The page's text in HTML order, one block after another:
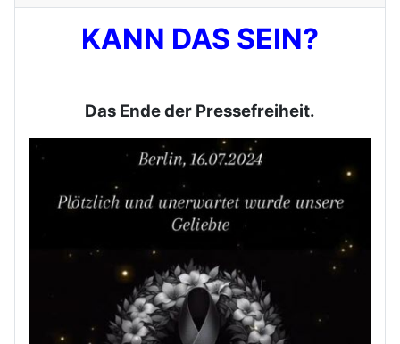
KANN DAS SEIN?
Das Ende der Pressefreiheit.